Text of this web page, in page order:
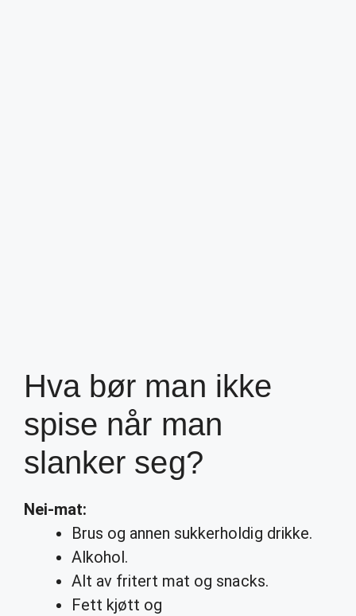
Hva bør man ikke
spise når man
slanker seg?
Nei-mat:
Brus og annen sukkerholdig drikke.
Alkohol.
Alt av fritert mat og snacks.
Fett kjøtt og